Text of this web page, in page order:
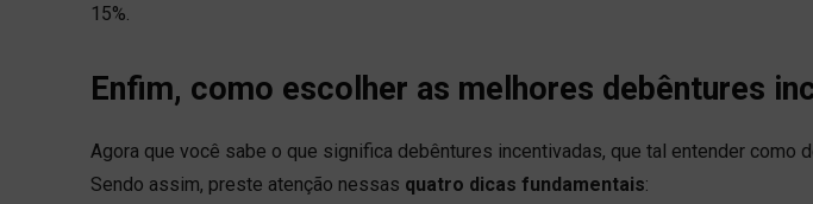
15%.
Enfim, como escolher as melhores debêntures
Agora que você sabe o que significa debêntures incentivadas, que tal entender como
Sendo assim, preste atenção nessas quatro dicas fundamentais: